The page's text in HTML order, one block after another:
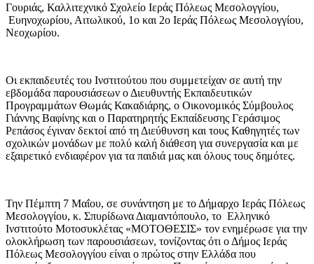
Γουριάς, Καλλιτεχνικό Σχολείο Ιεράς Πόλεως Μεσολογγίου,
Ευηνοχωρίου, Αιτωλικού, 1ο και 2ο Ιεράς Πόλεως Μεσολογγίου,
Νεοχωρίου.
Οι εκπαιδευτές του Ινστιτούτου που συμμετείχαν σε αυτή την
εβδομάδα παρουσιάσεων ο Διευθυντής Εκπαιδευτικών
Προγραμμάτων Θωμάς Κακαδιάρης, ο Οικονομικός Σύμβουλος
Γιάννης Βαφίνης και ο Παρατηρητής Εκπαίδευσης Γεράσιμος
Ρεπάσος έγιναν δεκτοί από τη Διεύθυνση και τους Καθηγητές των
σχολικών μονάδων με πολύ καλή διάθεση για συνεργασία και με
εξαιρετικό ενδιαφέρον για τα παιδιά μας και όλους τους δημότες.
Την Πέμπτη 7 Μαΐου, σε συνάντηση με το Δήμαρχο Ιεράς Πόλεως
Μεσολογγίου, κ. Σπυρίδωνα Διαμαντόπουλο, το Ελληνικό
Ινστιτούτο Μοτοσυκλέτας «ΜΟΤΟΘΕΣΙΣ» τον ενημέρωσε για την
ολοκλήρωση των παρουσιάσεων, τονίζοντας ότι ο Δήμος Ιεράς
Πόλεως Μεσολογγίου είναι ο πρώτος στην Ελλάδα που